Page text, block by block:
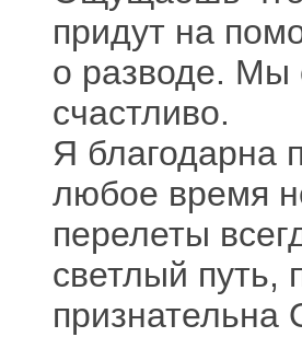
придут на
о разводе. Мы
счастливо.
Я благодарна
любое время
перелеты
светлый путь,
признательна